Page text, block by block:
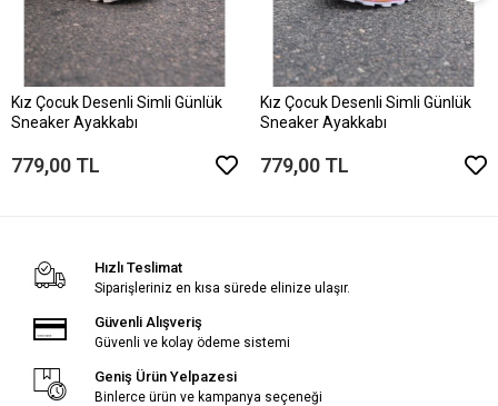
Kız Çocuk Desenli Simli Günlük
Sneaker Ayakkabı
779,00 TL
Kız Çocuk Desenli Simli Günlük
Sneaker Ayakkabı
779,00 TL
Hızlı Teslimat
Siparişleriniz en kısa sürede elinize ulaşır.
Güvenli Alışveriş
Güvenli ve kolay ödeme sistemi
Geniş Ürün Yelpazesi
Binlerce ürün ve kampanya seçeneği